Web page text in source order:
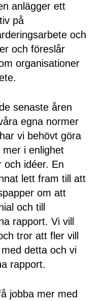
anlägger ett
på
och
och föreslår
organisationer
senaste åren
egna normer
vi behövt göra
i enlighet
och idéer. En
lett fram till att
om att
och till
rapport. Vi vill
tror att fler vill
detta och vi
rapport.
jobba mer med